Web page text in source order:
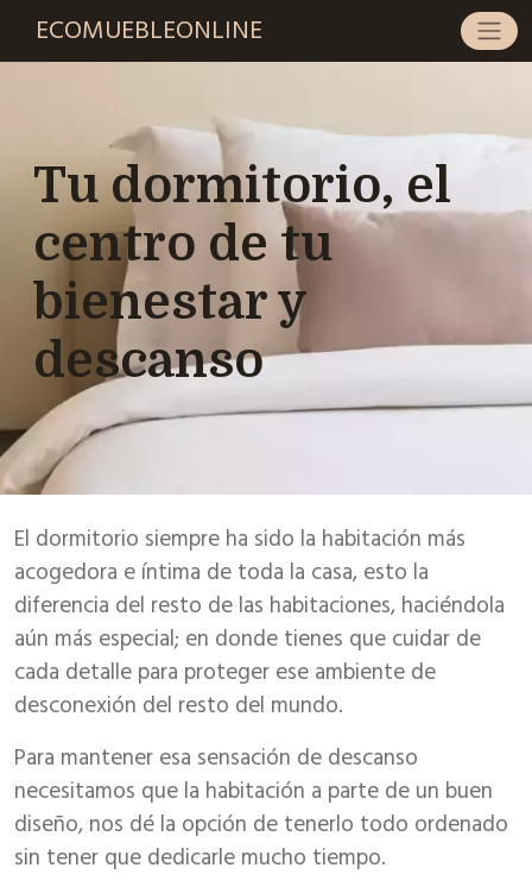
ECOMUEBLEONLINE
Tu dormitorio, el
centro de tu
bienestar y
descanso
El dormitorio siempre ha sido la habitación más
acogedora e íntima de toda la casa, esto la
diferencia del resto de las habitaciones, haciéndola
aún más especial; en donde tienes que cuidar de
cada detalle para proteger ese ambiente de
desconexión del resto del mundo.
Para mantener esa sensación de descanso
necesitamos que la habitación a parte de un buen
diseño, nos dé la opción de tenerlo todo ordenado
sin tener que dedicarle mucho tiempo.